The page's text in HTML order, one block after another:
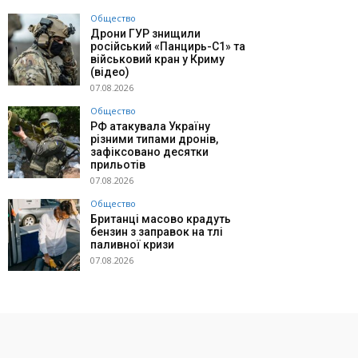
Общество
Дрони ГУР знищили
російський «Панцирь-С1» та
військовий кран у Криму
(відео)
07.08.2026
Общество
РФ атакувала Україну
різними типами дронів,
зафіксовано десятки
прильотів
07.08.2026
Общество
Британці масово крадуть
бензин з заправок на тлі
паливної кризи
07.08.2026